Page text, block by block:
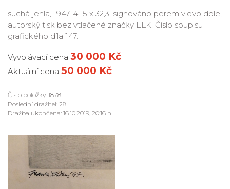
suchá jehla, 1947, 41,5 x 32,3, signováno perem vlevo dole,
autorský tisk bez vtlačené značky ELK. Číslo soupisu
grafického díla 147.
Vyvolávací cena 30 000 Kč
Aktuální cena 50 000 Kč
Číslo položky: 1878
Poslední dražitel: 28
Dražba ukončena: 16.10.2019, 20:16 h